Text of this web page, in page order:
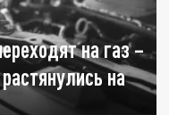
на газ –
на